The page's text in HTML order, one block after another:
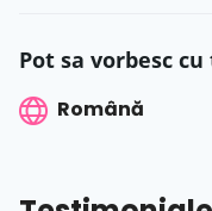
Pot sa vorbesc
Română